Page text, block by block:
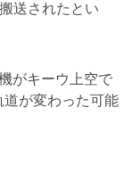
送されたとい
がキーウ上空で
道が変わった可能